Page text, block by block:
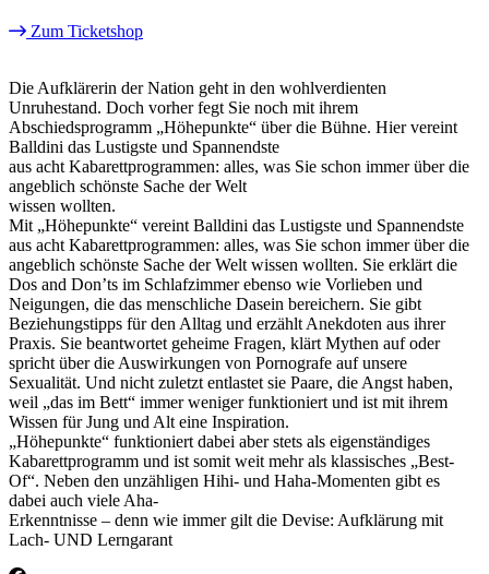
Zum Ticketshop
Die Aufklärerin der Nation geht in den wohlverdienten
Unruhestand. Doch vorher fegt Sie noch mit ihrem
Abschiedsprogramm „Höhepunkte“ über die Bühne. Hier vereint
Balldini das Lustigste und Spannendste
aus acht Kabarettprogrammen: alles, was Sie schon immer über die
angeblich schönste Sache der Welt
wissen wollten.
Mit „Höhepunkte“ vereint Balldini das Lustigste und Spannendste
aus acht Kabarettprogrammen: alles, was Sie schon immer über die
angeblich schönste Sache der Welt wissen wollten. Sie erklärt die
Dos and Don’ts im Schlafzimmer ebenso wie Vorlieben und
Neigungen, die das menschliche Dasein bereichern. Sie gibt
Beziehungstipps für den Alltag und erzählt Anekdoten aus ihrer
Praxis. Sie beantwortet geheime Fragen, klärt Mythen auf oder
spricht über die Auswirkungen von Pornografe auf unsere
Sexualität. Und nicht zuletzt entlastet sie Paare, die Angst haben,
weil „das im Bett“ immer weniger funktioniert und ist mit ihrem
Wissen für Jung und Alt eine Inspiration.
„Höhepunkte“ funktioniert dabei aber stets als eigenständiges
Kabarettprogramm und ist somit weit mehr als klassisches „Best-
Of“. Neben den unzähligen Hihi- und Haha-Momenten gibt es
dabei auch viele Aha-
Erkenntnisse – denn wie immer gilt die Devise: Aufklärung mit
Lach- UND Lerngarant